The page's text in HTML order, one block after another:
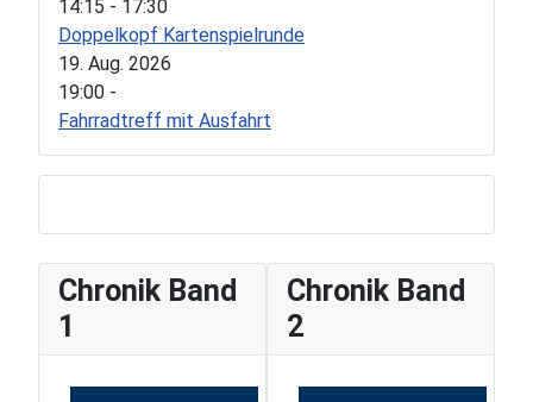
14:15 - 17:30
Doppelkopf Kartenspielrunde
19. Aug. 2026
19:00 -
Fahrradtreff mit Ausfahrt
Chronik Band
1
Chronik Band
2